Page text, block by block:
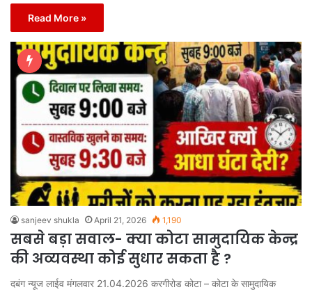
Read More »
sanjeev shukla April 21, 2026 1,190
सबसे बड़ा सवाल- क्या कोटा सामुदायिक केन्द्र
की अव्यवस्था कोई सुधार सकता है ?
दबंग न्यूज लाईव मंगलवार 21.04.2026 करगीरोड कोटा – कोटा के सामुदायिक